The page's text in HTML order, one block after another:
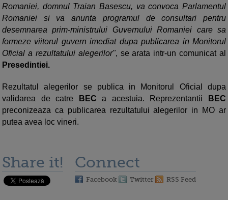
Romaniei, domnul Traian Basescu, va convoca Parlamentul
Romaniei si va anunta programul de consultari pentru
desemnarea prim-ministrului Guvernului Romaniei care sa
formeze viitorul guvern imediat dupa publicarea in Monitorul
Oficial a rezultatului alegerilor", se arata intr-un comunicat al
Presedintiei.
Rezultatul alegerilor se publica in Monitorul Oficial dupa
validarea de catre
BECa acestuia. Reprezentantii
BEC
preconizeaza ca publicarea rezultatului alegerilor in MO ar
putea avea loc vineri.
Share it! Connect
Facebook Twitter RSS Feed